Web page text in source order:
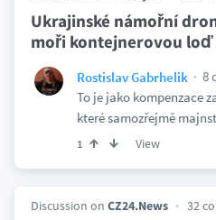
Ukrajinské námořní
moři kontejnerovou loď
Rostislav Gabrhelik
8
To je jako kompenzace
které samozřejmě
1 View
Discussion on CZ24.News 32